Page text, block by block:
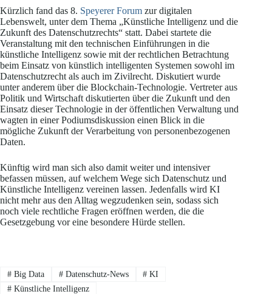
Kürzlich fand das 8. Speyerer Forum zur digitalen
Lebenswelt, unter dem Thema „Künstliche Intelligenz und die
Zukunft des Datenschutzrechts“ statt. Dabei startete die
Veranstaltung mit den technischen Einführungen in die
künstliche Intelligenz sowie mit der rechtlichen Betrachtung
beim Einsatz von künstlich intelligenten Systemen sowohl im
Datenschutzrecht als auch im Zivilrecht. Diskutiert wurde
unter anderem über die Blockchain-Technologie. Vertreter aus
Politik und Wirtschaft diskutierten über die Zukunft und den
Einsatz dieser Technologie in der öffentlichen Verwaltung und
wagten in einer Podiumsdiskussion einen Blick in die
mögliche Zukunft der Verarbeitung von personenbezogenen
Daten.
Künftig wird man sich also damit weiter und intensiver
befassen müssen, auf welchem Wege sich Datenschutz und
Künstliche Intelligenz vereinen lassen. Jedenfalls wird KI
nicht mehr aus den Alltag wegzudenken sein, sodass sich
noch viele rechtliche Fragen eröffnen werden, die die
Gesetzgebung vor eine besondere Hürde stellen.
#Big Data #Datenschutz-News # KI
#Künstliche Intelligenz